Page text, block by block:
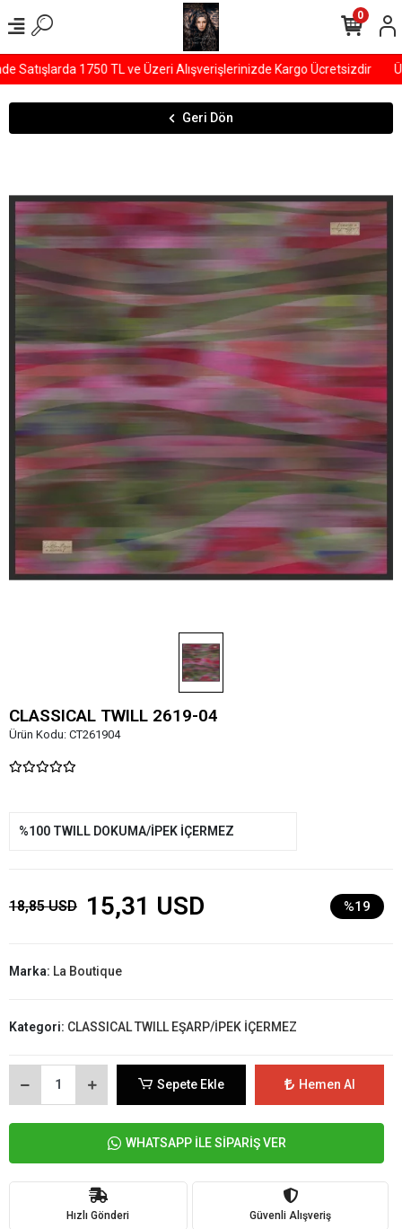
1750 TL ve Üzeri Alışverişlerinizde Kargo Ücretsizdir
0
Geri Dön
CLASSICAL TWILL 2619-04
Ürün Kodu: CT261904
%100 TWILL DOKUMA/İPEK İÇERMEZ
18,85 USD 15,31 USD %19
Marka: La Boutique
Kategori: CLASSICAL TWILL EŞARP/İPEK İÇERMEZ
Sepete Ekle Hemen Al
WHATSAPP İLE SİPARİŞ VER
Hızlı Gönderi Güvenli Alışveriş